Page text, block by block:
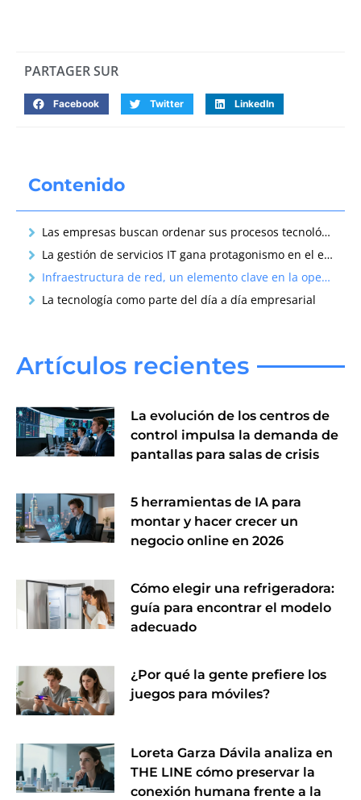
PARTAGER SUR
Facebook Twitter LinkedIn
Contenido
Las empresas buscan ordenar sus procesos tecnológicos
La gestión de servicios IT gana protagonismo en el entorno corporativo
Infraestructura de red, un elemento clave en la operativa diaria
La tecnología como parte del día a día empresarial
Artículos recientes
La evolución de los centros de
control impulsa la demanda de
pantallas para salas de crisis
5 herramientas de IA para
montar y hacer crecer un
negocio online en 2026
Cómo elegir una refrigeradora:
guía para encontrar el modelo
adecuado
¿Por qué la gente prefiere los
juegos para móviles?
Loreta Garza Dávila analiza en
THE LINE cómo preservar la
conexión humana frente a la